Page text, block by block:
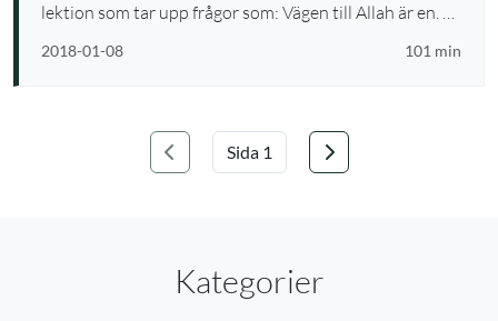
lektion som tar upp frågor som: Vägen till Allah är en. …
2018-01-08 101 min
Föregående
Välj sida
Nästa
Kategorier